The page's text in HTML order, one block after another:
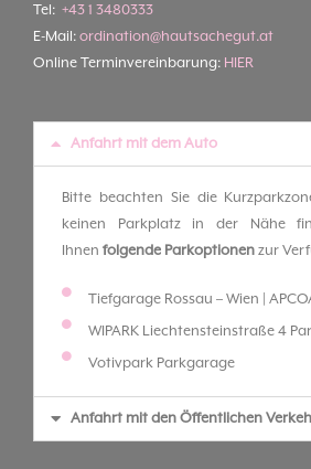
Tel: +43 1 3480333
E-Mail: ordination@hautsachegut.at
Online Terminvereinbarung: HIER
Anfahrt mit dem Auto
Bitte beachten Sie die
keinen Parkplatz in der Nähe
Ihnen folgende Parkoptionen zur
Tiefgarage Rossau – Wien |
WIPARK Liechtensteinstraße 4
Votivpark Parkgarage
Anfahrt mit den Öffentlichen